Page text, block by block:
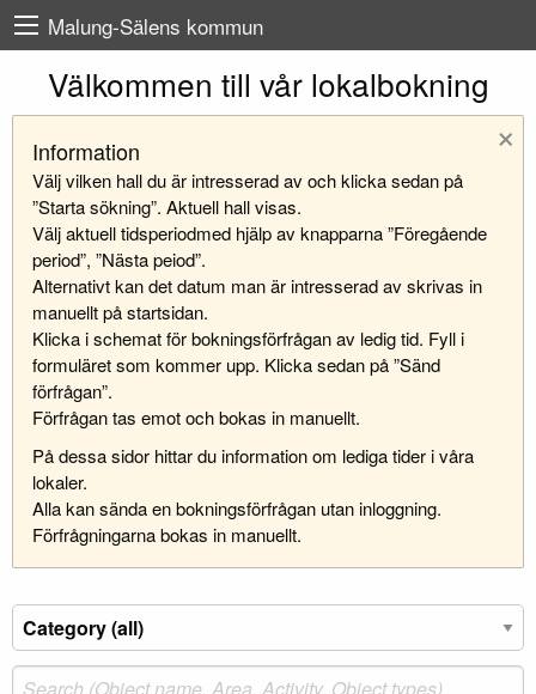
Malung-Sälens kommun
Välkommen till vår lokalbokning
×
Information
Välj vilken hall du är intresserad av och klicka sedan på
”Starta sökning”. Aktuell hall visas.
Välj aktuell tidsperiodmed hjälp av knapparna ”Föregående
period”, ”Nästa peiod”.
Alternativt kan det datum man är intresserad av skrivas in
manuellt på startsidan.
Klicka i schemat för bokningsförfrågan av ledig tid. Fyll i
formuläret som kommer upp. Klicka sedan på ”Sänd
förfrågan”.
Förfrågan tas emot och bokas in manuellt.
På dessa sidor hittar du information om lediga tider i våra
lokaler.
Alla kan sända en bokningsförfrågan utan inloggning.
Förfrågningarna bokas in manuellt.